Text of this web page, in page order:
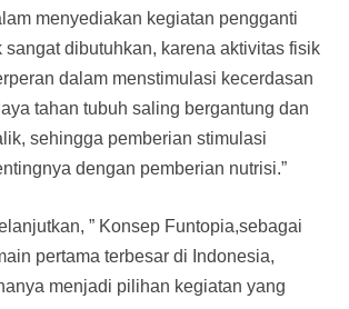
menyediakan kegiatan pengganti
sangat dibutuhkan, karena aktivitas fisik
dalam menstimulasi kecerdasan
tahan tubuh saling bergantung dan
sehingga pemberian stimulasi
dengan pemberian nutrisi.”
” Konsep Funtopia,sebagai
pertama terbesar di Indonesia,
menjadi pilihan kegiatan yang